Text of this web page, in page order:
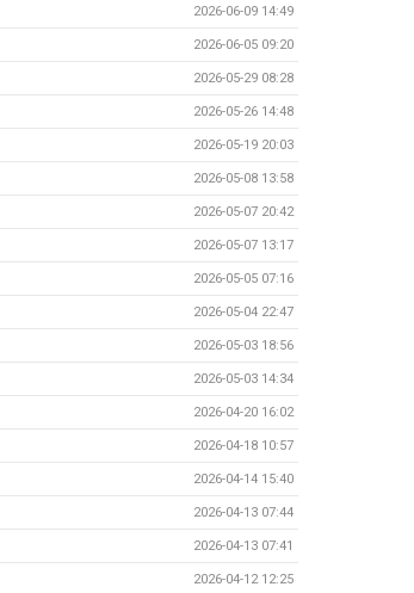
2026-06-09 14:49
2026-06-05 09:20
2026-05-29 08:28
2026-05-26 14:48
2026-05-19 20:03
2026-05-08 13:58
2026-05-07 20:42
2026-05-07 13:17
2026-05-05 07:16
2026-05-04 22:47
2026-05-03 18:56
2026-05-03 14:34
2026-04-20 16:02
2026-04-18 10:57
2026-04-14 15:40
2026-04-13 07:44
2026-04-13 07:41
2026-04-12 12:25